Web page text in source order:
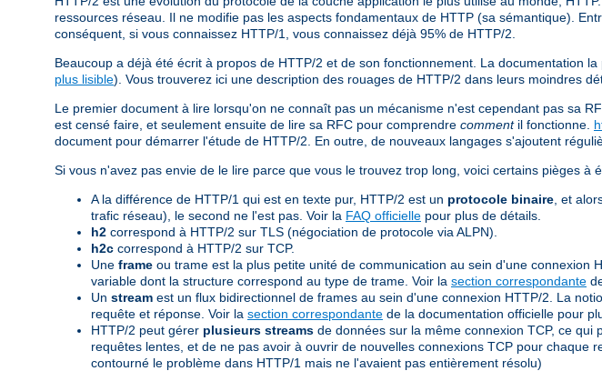
ressources réseau. Il ne modifie pas les aspects fondamentaux de HTTP (sa sémantique).
conséquent, si vous connaissez HTTP/1, vous connaissez déjà 95% de HTTP/2.
Beaucoup a déjà été écrit à propos de HTTP/2 et de son fonctionnement. La documentation
plus lisible). Vous trouverez ici une description des rouages de HTTP/2 dans leurs moindres
Le premier document à lire lorsqu'on ne connaît pas un mécanisme n'est cependant pas sa
est censé faire, et seulement ensuite de lire sa RFC pour comprendre commentil fonctionne.
document pour démarrer l'étude de HTTP/2. En outre, de nouveaux langages s'ajoutent
Si vous n'avez pas envie de le lire parce que vous le trouvez trop long, voici certains pièges
A la différence de HTTP/1 qui est en texte pur, HTTP/2 est un protocole binaire , et
trafic réseau), le second ne l'est pas. Voir la FAQ officielle pour plus de détails.
h2 correspond à HTTP/2 sur TLS (négociation de protocole via ALPN).
h2c correspond à HTTP/2 sur TCP.
Une frame ou trame est la plus petite unité de communication au sein d'une
variable dont la structure correspond au type de trame. Voir la section correspondante
Un stream est un flux bidirectionnel de frames au sein d'une connexion HTTP/2. La
requête et réponse. Voir la section correspondante de la documentation officielle pour
HTTP/2 peut gérer plusieurs streams de données sur la même connexion TCP, ce
requêtes lentes, et de ne pas avoir à ouvrir de nouvelles connexions TCP pour chaque
contourné le problème dans HTTP/1 mais ne l'avaient pas entièrement résolu)